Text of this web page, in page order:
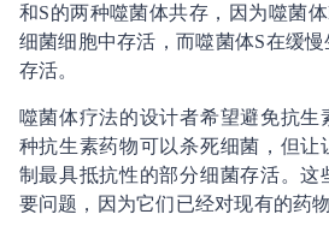
和S的两种噬菌体共存，因为噬菌
细菌细胞中存活，而噬菌体S在缓
存活。
噬菌体疗法的设计者希望避免抗生
种抗生素药物可以杀死细菌，但让
制最具抵抗性的部分细菌存活。这
要问题，因为它们已经对现有的药